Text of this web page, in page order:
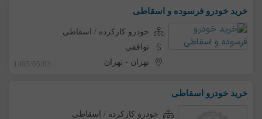
خرید خودرو فرسوده و اسقاطی
خودرو کارکرده / اسقاطی
توافقی
تهران -تهران 1405/05/03
خرید خودرو اسقاطی
خودرو کارکرده / اسقاطی